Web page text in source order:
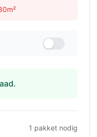
1 pakket nodig